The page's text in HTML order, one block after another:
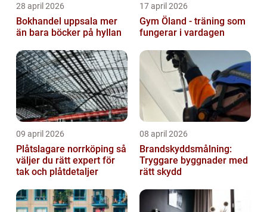
28 april 2026
Bokhandel uppsala mer
än bara böcker på hyllan
17 april 2026
Gym Öland - träning som
fungerar i vardagen
09 april 2026
Plåtslagare norrköping så
väljer du rätt expert för
tak och plåtdetaljer
08 april 2026
Brandskyddsmålning:
Tryggare byggnader med
rätt skydd